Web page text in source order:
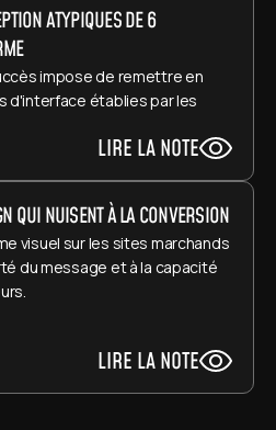
ATYPIQUES DE 6
impose de remettre en
d'interface établies par les
LIRE LA NOTE
QUI NUISENT À LA CONVERSION
visuel sur les sites marchands
du message et à la capacité
LIRE LA NOTE